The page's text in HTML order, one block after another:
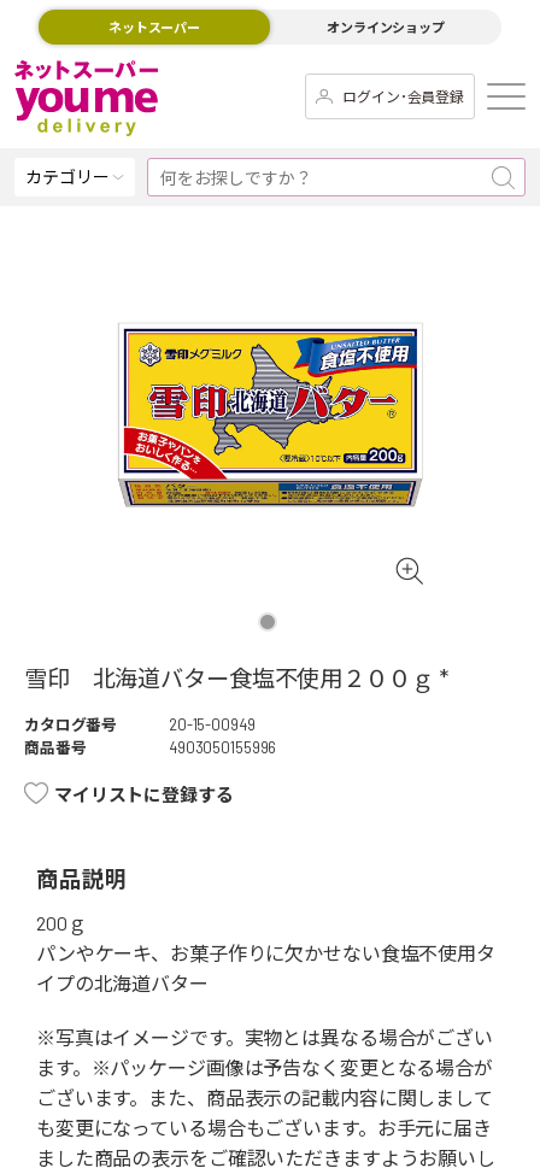
ネットスーパー オンラインショップ
ログイン･会員登録
カテゴリー
雪印 北海道バター食塩不使用２００ｇ *
カタログ番号
20-15-00949
商品番号
4903050155996
マイリストに登録する
商品説明
200ｇ
パンやケーキ、お菓子作りに欠かせない食塩不使用タ
イプの北海道バター
※写真はイメージです。実物とは異なる場合がござい
ます。※パッケージ画像は予告なく変更となる場合が
ございます。また、商品表示の記載内容に関しまして
も変更になっている場合もございます。お手元に届き
ました商品の表示をご確認いただきますようお願いし